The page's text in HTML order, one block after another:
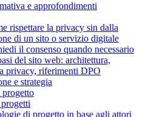
e approfondimenti
rispettare la privacy sin dalla
di un sito o servizio digitale
il consenso quando necessario
del sito web: architettura,
privacy, riferimenti DPO
e strategia
di progetto in base agli attori